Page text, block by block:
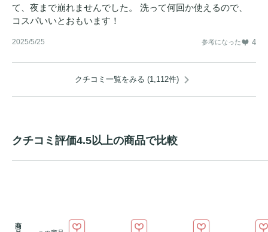
て、夜まで崩れませんでした。 洗って何回か使えるので、
コスパいいとおもいます！
2025/5/25 参考になった 4
クチコミ一覧をみる (1,112件)
クチコミ評価4.5以上の商品で比較
商